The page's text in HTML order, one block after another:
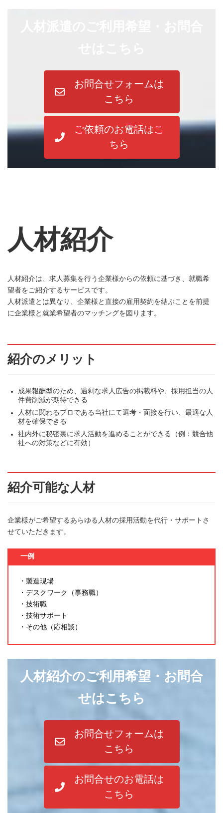
お問合せフォームは
こちら
ご依頼のお電話はこ
ちら
人材紹介
人材紹介は、求人募集を行う企業様からの依頼に基づき、就職希
望者をご紹介するサービスです。
人材派遣とは異なり、企業様と直接の雇用契約を結ぶことを前提
に企業様と就業希望者のマッチングを図ります。
紹介のメリット
成果報酬型のため、過剰な求人広告の掲載料や、採用担当の人
件費削減が期待できる
人材に関わるプロである当社にて選考・面接を行い、最適な人
材を確保できる
社内外に秘密裏に求人活動を進めることができる（例：競合他
社への対策などに有効）
紹介可能な人材
企業様がご希望するあらゆる人材の採用活動を代行・サポートさ
せていただきます。
一例
・製造現場
・デスクワーク（事務職）
・技術職
・技術サポート
・その他（応相談）
人材紹介のご利用希望・お問合
せはこちら
お問合せフォームは
こちら
お問合せのお電話は
こちら